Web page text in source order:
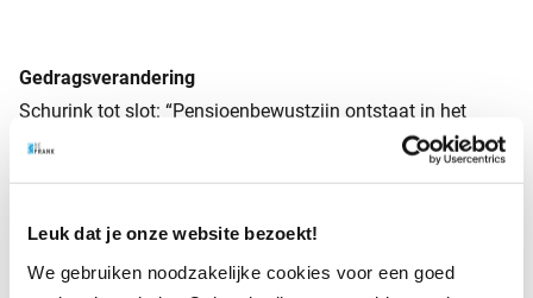
Leuk dat je onze website bezoekt!
We gebruiken noodzakelijke cookies voor een goed
Gedragsverandering
Schurink tot slot: “Pensioenbewustzijn ontstaat in het
groene brein en BeFrank verleidt mensen daartoe met hun
activaties. Daar zit ook de gedragsverandering. Het werkt
‘zonder pensioen heb je later niks’. Angst is niet de goede
methode, mogelijkheden laten zien en oplossingen wél.